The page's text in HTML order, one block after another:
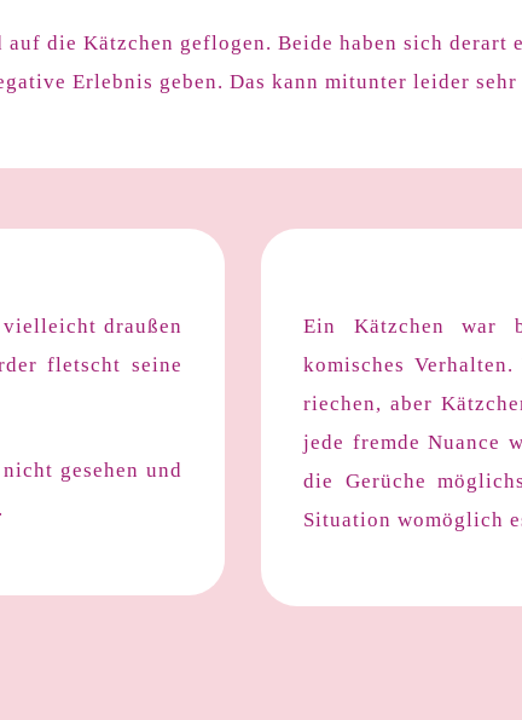
die Kätzchen geflogen. Beide haben sich derart
Erlebnis geben. Das kann mitunter leider
draußen
fletscht seine
gesehen und
Ein Kätzchen war
komisches
riechen, aber
jede fremde Nuance
die Gerüche
Situation womöglich